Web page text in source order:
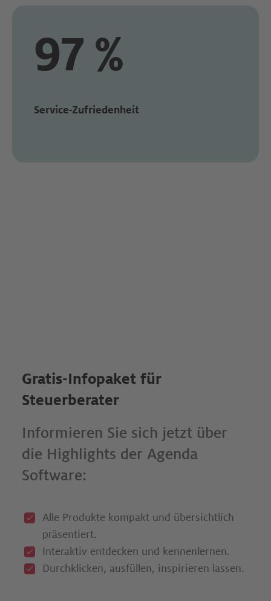
97 %
Service-Zufriedenheit
Gratis-Infopaket für
Steuerberater
Informieren Sie sich jetzt über
die Highlights der Agenda
Software:
Alle Produkte kompakt und übersichtlich
präsentiert.
Interaktiv entdecken und kennenlernen.
Durchklicken, ausfüllen, inspirieren lassen.­